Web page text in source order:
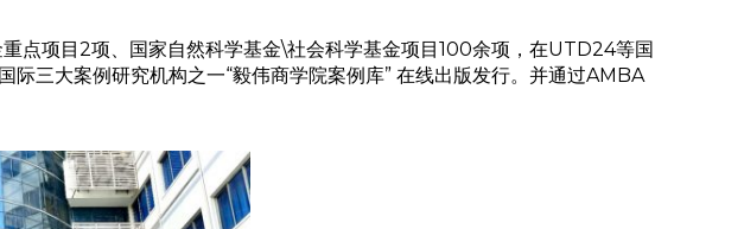
点项目2项、国家自然科学基金\社会科学基金项目100余项，在UTD24等国
三大案例研究机构之一“毅伟商学院案例库” 在线出版发行。并通过AMBA